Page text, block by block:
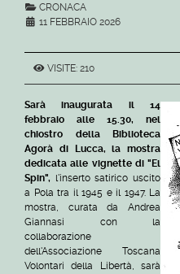
CRONACA
11 FEBBRAIO 2026
VISITE: 210
Sarà inaugurata il 14
febbraio alle 15.30, nel
chiostro della Biblioteca
Agorà di Lucca, la mostra
dedicata alle vignette di "El
Spin", l'inserto satirico uscito
a Pola tra il 1945 e il 1947. La
mostra, curata da Andrea
Giannasi con la
collaborazione
dell'Associazione Toscana
Volontari della Libertà, sarà